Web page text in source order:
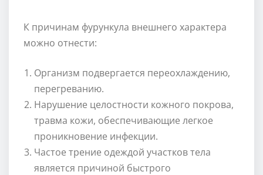
К причинам фурункула внешнего характера
можно отнести:
Организм подвергается переохлаждению,
перегреванию.
Нарушение целостности кожного покрова,
травма кожи, обеспечивающие легкое
проникновение инфекции.
Частое трение одеждой участков тела
является причиной быстрого